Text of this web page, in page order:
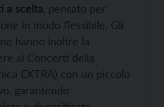
a scelta , pensato per
in modo flessibile. Gli
hanno inoltre la
ai Concerti della
EXTRA) con un piccolo
garantendo